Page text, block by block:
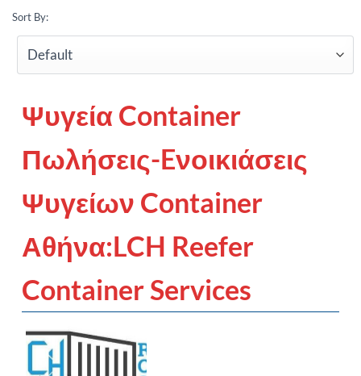
Sort By:
Ψυγεία Container
Πωλήσεις-Eνοικιάσεις
Ψυγείων Container
Αθήνα:LCH Reefer
Container Services